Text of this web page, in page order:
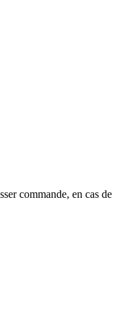
commande, en cas de